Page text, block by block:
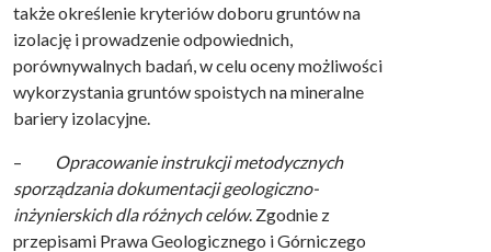
także określenie kryteriów doboru gruntów na
izolację i prowadzenie odpowiednich,
porównywalnych badań, w celu oceny możliwości
wykorzystania gruntów spoistych na mineralne
bariery izolacyjne.
–
Opracowanie instrukcji metodycznych
sporządzania dokumentacji geologiczno-
inżynierskich dla różnych celów. Zgodnie z
przepisami Prawa Geologicznego i Górniczego